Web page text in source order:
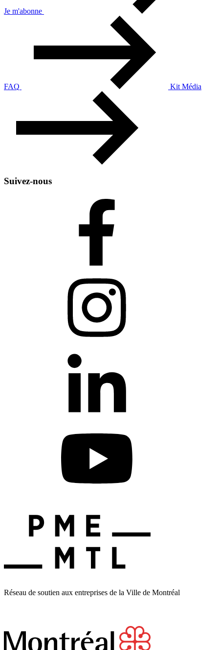
Je m'abonne
FAQ Kit Média
Suivez-nous
Réseau de soutien aux entreprises de la Ville de Montréal